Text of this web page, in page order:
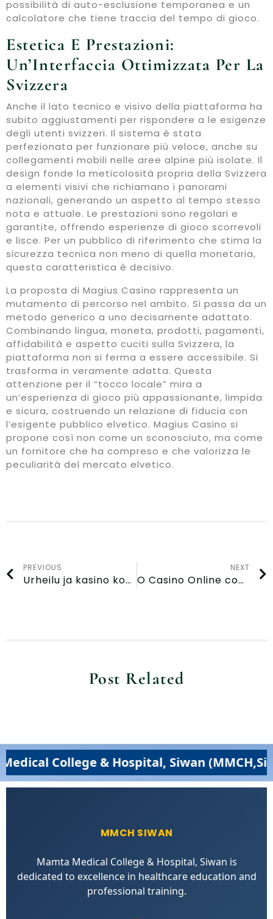
possibilità di auto-esclusione temporanea e un
calcolatore che tiene traccia del tempo di gioco.
Estetica E Prestazioni:
Un’Interfaccia Ottimizzata Per La
Svizzera
Anche il lato tecnico e visivo della piattaforma ha
subito aggiustamenti per rispondere a le esigenze
degli utenti svizzeri. Il sistema è stata
perfezionata per funzionare più veloce, anche su
collegamenti mobili nelle aree alpine più isolate. Il
design fonde la meticolosità propria della Svizzera
a elementi visivi che richiamano i panorami
nazionali, generando un aspetto al tempo stesso
nota e attuale. Le prestazioni sono regolari e
garantite, offrendo esperienze di gioco scorrevoli
e lisce. Per un pubblico di riferimento che stima la
sicurezza tecnica non meno di quella monetaria,
questa caratteristica è decisivo.
La proposta di Magius Casino rappresenta un
mutamento di percorso nel ambito. Si passa da un
metodo generico a uno decisamente adattato.
Combinando lingua, moneta, prodotti, pagamenti,
affidabilità e aspetto cuciti sulla Svizzera, la
piattaforma non si ferma a essere accessibile. Si
trasforma in veramente adatta. Questa
attenzione per il “tocco locale” mira a
un’esperienza di gioco più appassionante, limpida
e sicura, costruendo un relazione di fiducia con
l’esigente pubblico elvetico. Magius Casino si
propone così non come un sconosciuto, ma come
un fornitore che ha compreso e che valorizza le
peculiarità del mercato elvetico.
PREVIOUS
Urheilu ja kasino kohtaavat: Slotoro Casino yhdistää vedonlyöntikokemukset Suomessa
NEXT
O Casino Online com Pagamentos Mais Rápidos em Portugal é o OscarSpin Casino
Post Related
& Hospital, Siwan (MMCH,Siwan)
MMCH SIWAN
Mamta Medical College & Hospital, Siwan is
dedicated to excellence in healthcare education and
professional training.